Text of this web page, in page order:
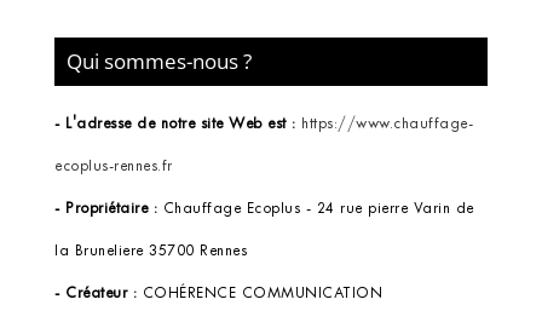
Qui sommes-nous ?
- L'adresse de notre site Web est : https://www.chauffage-
ecoplus-rennes.fr
- Propriétaire : Chauffage Ecoplus - 24 rue pierre Varin de
la Bruneliere 35700 Rennes
- Créateur : COHÉRENCE COMMUNICATION